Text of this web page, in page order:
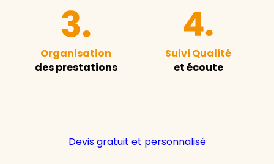
Organisation
des prestations
Suivi Qualité
et écoute
Devis gratuit et personnalisé